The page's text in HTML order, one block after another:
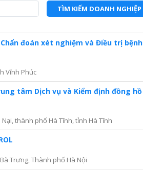
TÌM KIẾM DOANH NGHIỆP
đoán xét nghiệm và Điều trị bệnh
Vĩnh Phúc
tâm Dịch vụ và Kiểm định đồng hồ
thành phố Hà Tĩnh, tỉnh Hà Tĩnh
Trưng, Thành phố Hà Nội